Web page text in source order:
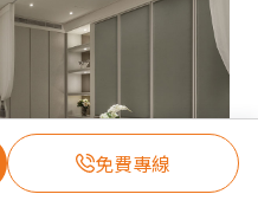
免費專線